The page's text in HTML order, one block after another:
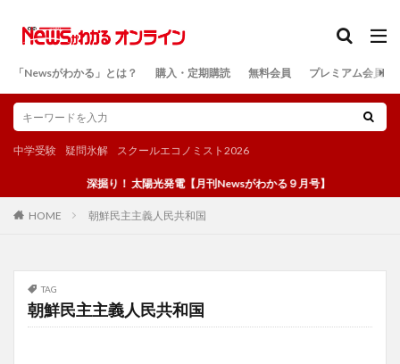
「Newsがわかる」とは？ 購入・定期購読 無料会員 プレミアム会員
中学受験 疑問氷解 スクールエコノミスト2026
深掘り！ 太陽光発電【月刊Newsがわかる９月号】
HOME 朝鮮民主主義人民共和国
TAG
朝鮮民主主義人民共和国
検索